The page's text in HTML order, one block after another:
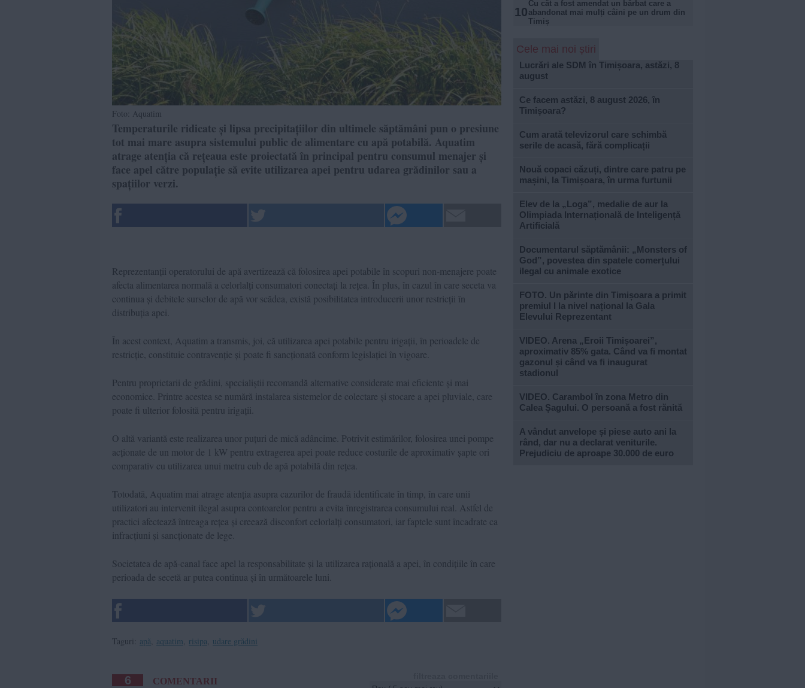
Foto: Aquatim
Temperaturile ridicate și lipsa precipitațiilor din ultimele săptămâni pun o presiune
tot mai mare asupra sistemului public de alimentare cu apă potabilă. Aquatim
atrage atenția că rețeaua este proiectată în principal pentru consumul menajer și
face apel către populație să evite utilizarea apei pentru udarea grădinilor sau a
spațiilor verzi.
Reprezentanții operatorului de apă avertizează că folosirea apei potabile în scopuri non-menajere poate
afecta alimentarea normală a celorlalți consumatori conectați la rețea. În plus, în cazul în care seceta va
continua și debitele surselor de apă vor scădea, există posibilitatea introducerii unor restricții în
distribuția apei.
În acest context, Aquatim a transmis, joi, că utilizarea apei potabile pentru irigații, în perioadele de
restricție, constituie contravenție și poate fi sancționată conform legislației în vigoare.
Pentru proprietarii de grădini, specialiștii recomandă alternative considerate mai eficiente și mai
economice. Printre acestea se numără instalarea sistemelor de colectare și stocare a apei pluviale, care
poate fi ulterior folosită pentru irigații.
O altă variantă este realizarea unor puțuri de mică adâncime. Potrivit estimărilor, folosirea unei pompe
acționate de un motor de 1 kW pentru extragerea apei poate reduce costurile de aproximativ șapte ori
comparativ cu utilizarea unui metru cub de apă potabilă din rețea.
Totodată, Aquatim mai atrage atenția asupra cazurilor de fraudă identificate în timp, în care unii
utilizatori au intervenit ilegal asupra contoarelor pentru a evita înregistrarea consumului real. Astfel de
practici afectează întreaga rețea și creează disconfort celorlalți consumatori, iar faptele sunt încadrate ca
infracțiuni și sancționate de lege.
Societatea de apă-canal face apel la responsabilitate și la utilizarea rațională a apei, în condițiile în care
perioada de secetă ar putea continua și în următoarele luni.
Taguri: apă aquatim risipa udare grădini
6 COMENTARII
10
Cu cât a fost amendat un bărbat care a
abandonat mai mulți câini pe un drum din
Timiș
Cele mai noi știri
Lucrări ale SDM în Timișoara, astăzi, 8
august
Ce facem astăzi, 8 august 2026, în
Timișoara?
Cum arată televizorul care schimbă
serile de acasă, fără complicații
Nouă copaci căzuți, dintre care patru pe
mașini, la Timișoara, în urma furtunii
Elev de la „Loga”, medalie de aur la
Olimpiada Internațională de Inteligență
Artificială
Documentarul săptămânii: „Monsters of
God”, povestea din spatele comerțului
ilegal cu animale exotice
FOTO. Un părinte din Timișoara a primit
premiul I la nivel național la Gala
Elevului Reprezentant
VIDEO. Arena „Eroii Timișoarei”,
aproximativ 85% gata. Când va fi montat
gazonul și când va fi inaugurat
stadionul
VIDEO. Carambol în zona Metro din
Calea Șagului. O persoană a fost rănită
A vândut anvelope și piese auto ani la
rând, dar nu a declarat veniturile.
Prejudiciu de aproape 30.000 de euro